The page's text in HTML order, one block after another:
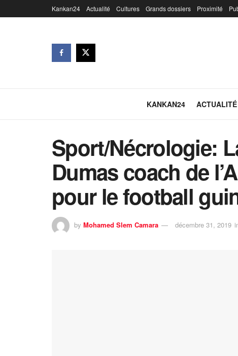
Kankan24 Actualité Cultures Grands dossiers Proximité
KANKAN24 ACTUALITÉ
Sport/Nécrologie:
Dumas coach de
pour le football
by Mohamed Slem Camara décembre 31, 2019